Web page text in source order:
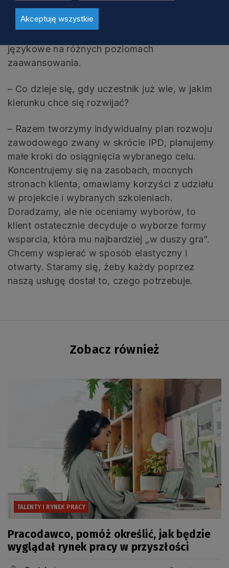
czy walców – oraz kursy prawa jazdy kategorii
C lub E. Niezmiennie dużym zainteresowaniem
językowe na różnych poziomach
zaawansowania.
– Co dzieje się, gdy uczestnik już wie, w jakim
kierunku chce się rozwijać?
– Razem tworzymy indywidualny plan rozwoju
zawodowego zwany w skrócie IPD, planujemy
małe kroki do osiągnięcia wybranego celu.
Koncentrujemy się na zasobach, mocnych
stronach klienta, omawiamy korzyści z udziału
w projekcie i wybranych szkoleniach.
Doradzamy, ale nie oceniamy wyborów, to
klient ostatecznie decyduje o wyborze formy
wsparcia, która mu najbardziej „w duszy gra”.
Chcemy wspierać w sposób elastyczny i
otwarty. Staramy się, żeby każdy poprzez
naszą usługę dostał to, czego potrzebuje.
Zobacz również
TALENTY I RYNEK PRACY
Pracodawco, pomóż określić, jak będzie
wyglądał rynek pracy w przyszłości
Akceptuję wszystkie